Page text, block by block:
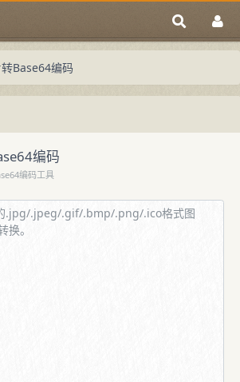
Base64编码
编码
编码工具